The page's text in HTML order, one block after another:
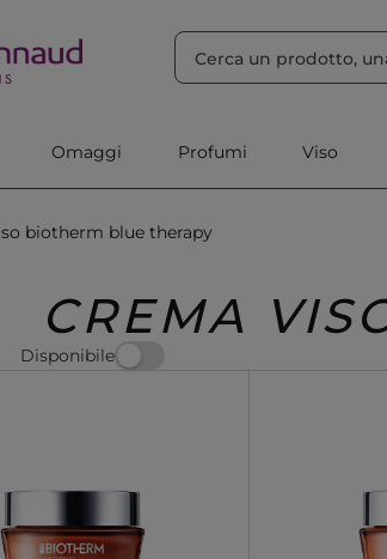
Omaggi Profumi Viso
biotherm blue therapy
CREMA
Disponibile